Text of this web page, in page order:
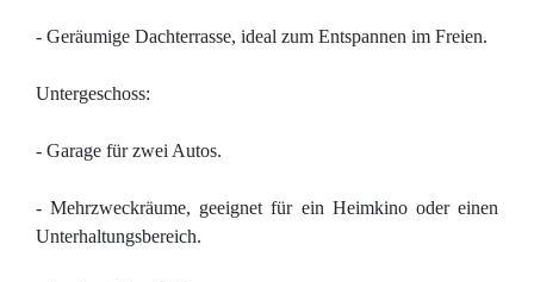
- Geräumige Dachterrasse, ideal zum Entspannen im Freien.
Untergeschoss:
- Garage für zwei Autos.
- Mehrzweckräume, geeignet für ein Heimkino oder einen
Unterhaltungsbereich.